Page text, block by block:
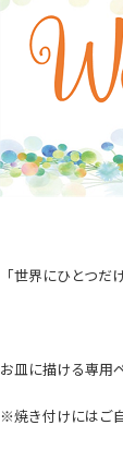
「世界にひとつだ
お皿に描ける専用
※焼き付けにはご